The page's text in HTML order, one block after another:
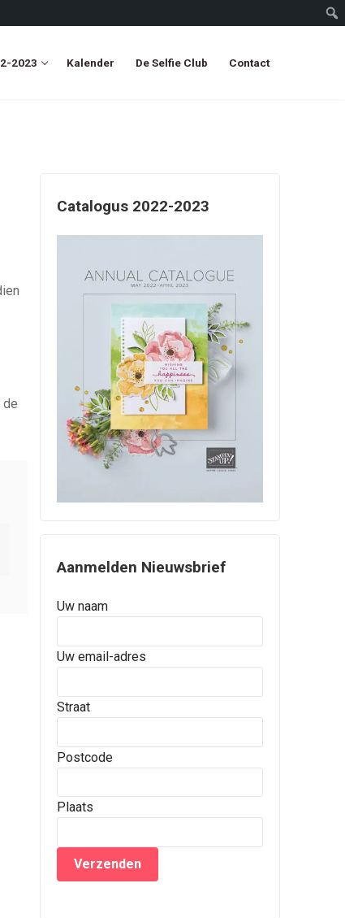
2023 Kalender De Selfie Club Contact
de
Catalogus 2022-2023
Aanmelden Nieuwsbrief
Uw naam
Uw email-adres
Straat
Postcode
Plaats